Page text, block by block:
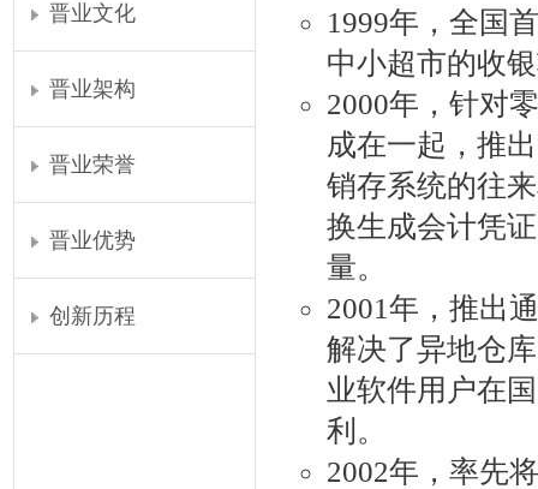
晋业文化
晋业架构
晋业荣誉
晋业优势
创新历程
1999年，全国
中小超市的收
2000年，针对
成在一起，推
销存系统的往
换生成会计凭
量。
2001年，推出
解决了异地仓
业软件用户在
利。
2002年，率先